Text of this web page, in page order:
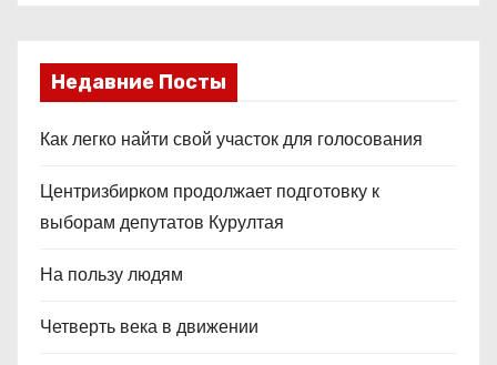
Недавние Посты
Как легко найти свой участок для голосования
Центризбирком продолжает подготовку к
выборам депутатов Курултая
На пользу людям
Четверть века в движении